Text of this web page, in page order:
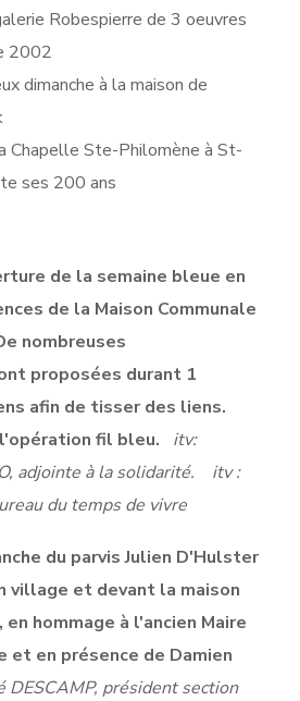
Robespierre de 3 oeuvres
2002
dimanche à la maison de
Chapelle Ste-Philomène à St-
ses 200 ans
de la semaine bleue en
de la Maison Communale
nombreuses
proposées durant 1
afin de tisser des liens.
fil bleu.
itv:
adjointe à la solidarité. itv :
du temps de vivre
du parvis Julien D'Hulster
village et devant la maison
hommage à l'ancien Maire
et en présence de Damien
DESCAMP, président section